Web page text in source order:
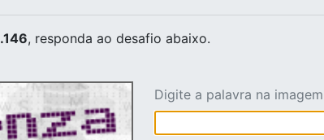
, responda ao desafio abaixo.
Digite a palavra na